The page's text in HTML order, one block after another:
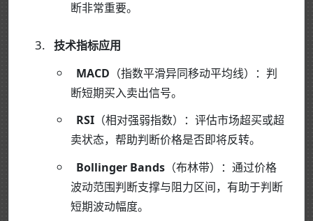
断非常重要。
技术指标应用
MACD （指数平滑异同移动平均线）：判
断短期买入卖出信号。
RSI （相对强弱指数）：评估市场超买或超
卖状态，帮助判断价格是否即将反转。
Bollinger Bands （布林带）：通过价格
波动范围判断支撑与阻力区间，有助于判断
短期波动幅度。